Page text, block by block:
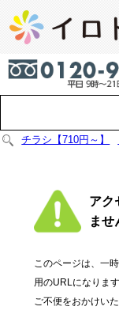
チラシ【710円～】
アク
ませ
このページは、一
用のURLになります
ご不便をおかけい